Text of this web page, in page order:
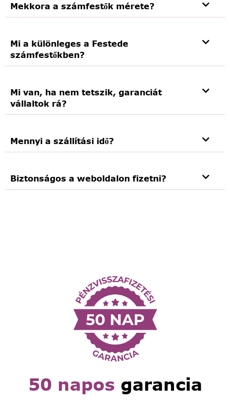
Mekkora a számfestők mérete?
Mi a különleges a Festede
számfestőkben?
Mi van, ha nem tetszik, garanciát
vállaltok rá?
Mennyi a szállítási idő?
Biztonságos a weboldalon fizetni?
50 napos garancia